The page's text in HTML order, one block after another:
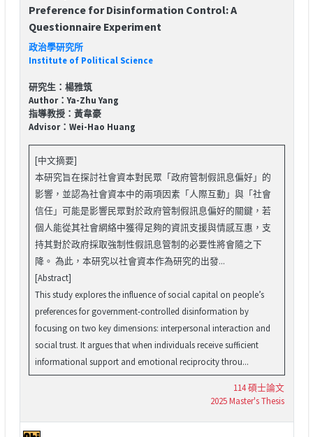
Preference for Disinformation Control: A
Questionnaire Experiment
政治學研究所
Institute of Political Science
研究生：楊雅筑
Author：Ya-Zhu Yang
指導教授：黃韋豪
Advisor：Wei-Hao Huang
[中文摘要]
本研究旨在探討社會資本對民眾「政府管制假訊息偏好」的
影響，並認為社會資本中的兩項因素「人際互動」與「社會
信任」可能是影響民眾對於政府管制假訊息偏好的關鍵，若
個人能從其社會網絡中獲得足夠的資訊支援與情感互惠，支
持其對於政府採取強制性假訊息管制的必要性將會隨之下
降。 為此，本研究以社會資本作為研究的出發...
[Abstract]
This study explores the influence of social capital on people’s
preferences for government-controlled disinformation by
focusing on two key dimensions: interpersonal interaction and
social trust. It argues that when individuals receive sufficient
informational support and emotional reciprocity throu...
114 碩士論文
2025 Master's Thesis